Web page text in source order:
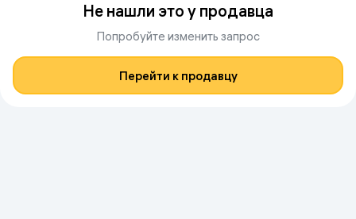
Не нашли это у продавца
Попробуйте изменить запрос
Перейти к продавцу